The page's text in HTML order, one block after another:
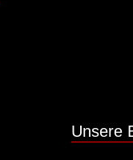
Unsere